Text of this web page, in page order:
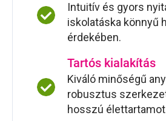
Intuitív és gyors
iskolatáska könnyű
érdekében.
Tartós kialakítás
Kiváló minőségű
robusztus
hosszú